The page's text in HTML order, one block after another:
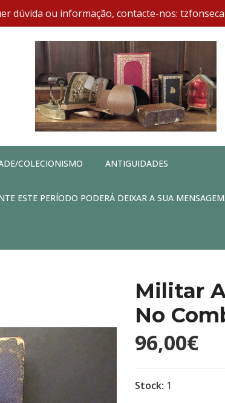
dúvida ou informação, contacte-nos:
COLECIONISMO ANTIGUIDADES
ESTE PERÍODO PODERÁ DEIXAR A SUA
Militar
No
96,00€
Stock: 1